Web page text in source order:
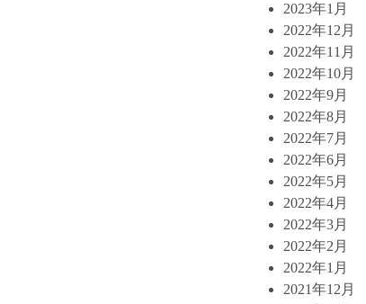
2023年1月
2022年12月
2022年11月
2022年10月
2022年9月
2022年8月
2022年7月
2022年6月
2022年5月
2022年4月
2022年3月
2022年2月
2022年1月
2021年12月